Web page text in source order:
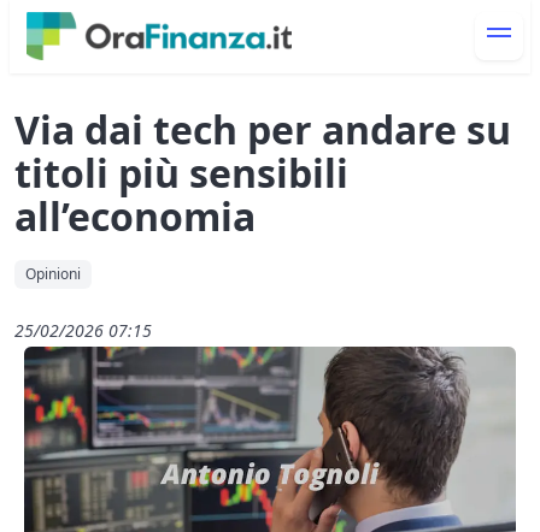
Via dai tech per andare su
titoli più sensibili
all’economia
Opinioni
25/02/2026 07:15